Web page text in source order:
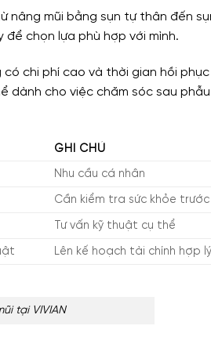
nâng mũi bằng sụn tự thân đến
chọn lựa phù hợp với mình.
chi phí cao và thời gian hồi phục
dành cho việc chăm sóc sau phẫu
GHI CHÚ
Nhu cầu cá nhân
Cần kiểm tra sức khỏe trước
Tư vấn kỹ thuật cụ thể
Lên kế hoạch tài chính hợp
tại VIVIAN